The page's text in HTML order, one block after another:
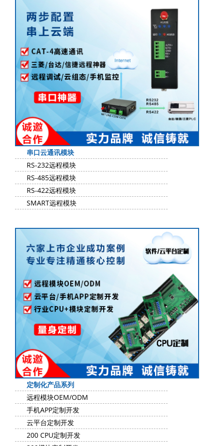
串口云通讯模块
RS-232远程模块
RS-485远程模块
RS-422远程模块
SMART远程模块
定制化产品系列
远程模块OEM/ODM
手机APP定制开发
云平台定制开发
200 CPU定制开发